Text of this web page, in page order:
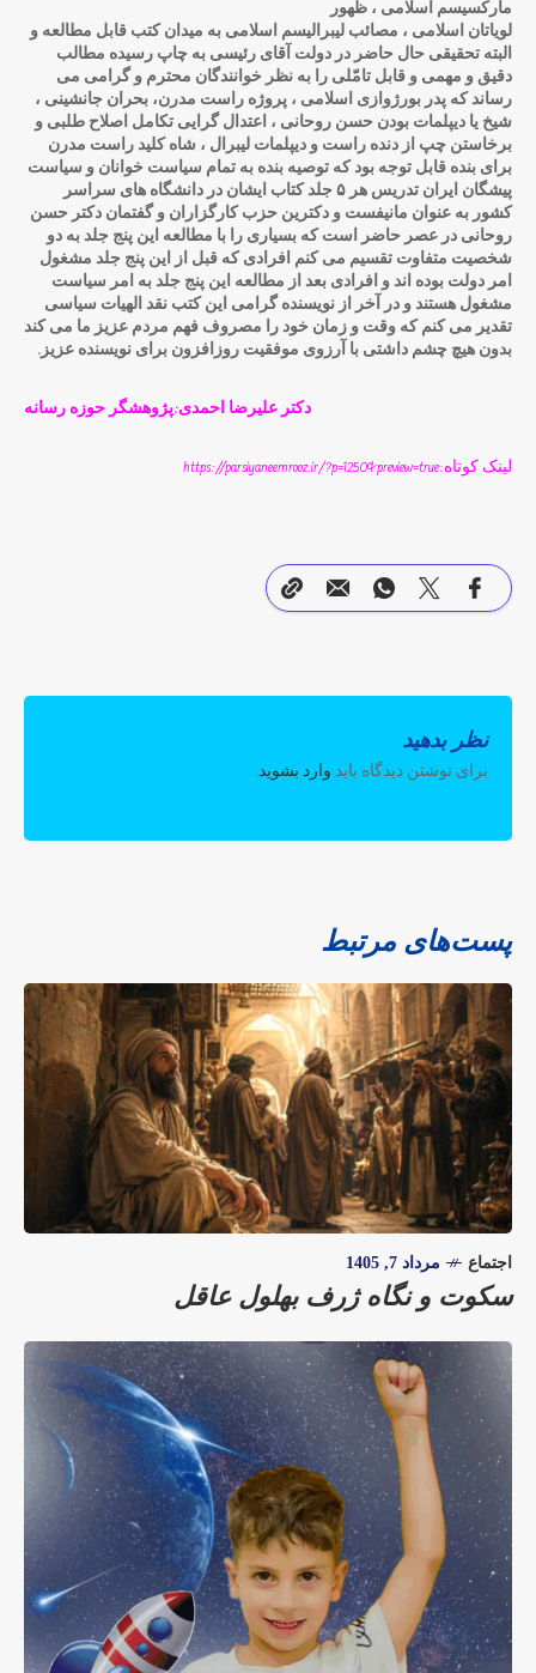
مارکسیسم اسلامی ، ظهور
لویاتان اسلامی ، مصائب لیبرالیسم اسلامی به میدان کتب قابل مطالعه و
البته تحقیقی حال حاضر در دولت آقای رئیسی به چاپ رسیده مطالب
دقیق و مهمی و قابل تامّلی را به نظر خوانندگان محترم و گرامی می
رساند که پدر بورژوازی اسلامی ، پروژه راست مدرن، بحران جانشینی ،
شیخ یا دیپلمات بودن حسن روحانی ، اعتدال گرایی تکامل اصلاح طلبی و
برخاستن چپ از دنده راست و دیپلمات لیبرال ، شاه کلید راست مدرن
برای بنده قابل توجه بود که توصیه بنده به تمام سیاست خوانان و سیاست
پیشگان ایران تدریس هر ۵ جلد کتاب ایشان در دانشگاه های سراسر
کشور به عنوان مانیفست و دکترین حزب کارگزاران و گفتمان دکتر حسن
روحانی در عصر حاضر است که بسیاری را با مطالعه این پنج جلد به دو
شخصیت متفاوت تقسیم می کنم افرادی که قبل از این پنج جلد مشغول
امر دولت بوده اند و افرادی بعد از مطالعه این پنج جلد به امر سیاست
مشغول هستند و در آخر از نویسنده گرامی این کتب نقد الهیات سیاسی
تقدیر می کنم که وقت و زمان خود را مصروف فهم مردم عزیز ما می کند
بدون هیچ چشم داشتی با آرزوی موفقیت روزافزون برای نویسنده عزیز.
دکتر علیرضا احمدی:پژوهشگر حوزه رسانه
لینک کوتاه:https://parsiyaneemrooz.ir/?p=1250&preview=true
نظر بدهید
برای نوشتن دیدگاه باید وارد بشوید.
پست‌های مرتبط
اجتماع مرداد 7, 1405
سکوت و نگاه ژرف بهلول عاقل